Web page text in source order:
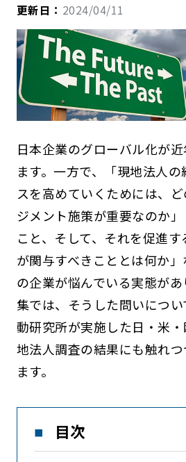
更新日： 2024/04/11
日本企業のグローバル化が
ます。一方で、「現地法人
スを高めていくためには、
ジメント施策が重要なのか
こと、そして、それを促進
が関与すべきこととは何か
の企業が悩んでいる実態が
集では、そうした問いにつ
動研究所が実施した日・米
地法人調査の結果にも触れ
ます。
目次